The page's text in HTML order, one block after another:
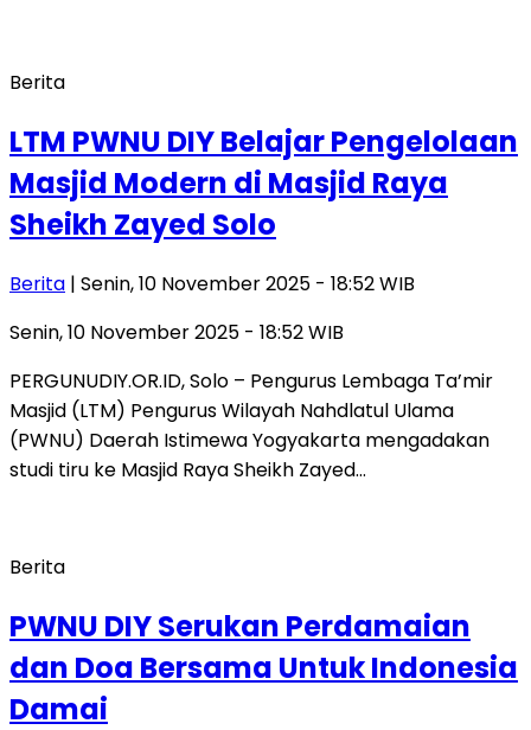
Berita
LTM PWNU DIY Belajar Pengelolaan
Masjid Modern di Masjid Raya
Sheikh Zayed Solo
Berita | Senin, 10 November 2025 - 18:52 WIB
Senin, 10 November 2025 - 18:52 WIB
PERGUNUDIY.OR.ID, Solo – Pengurus Lembaga Ta’mir
Masjid (LTM) Pengurus Wilayah Nahdlatul Ulama
(PWNU) Daerah Istimewa Yogyakarta mengadakan
studi tiru ke Masjid Raya Sheikh Zayed…
Berita
PWNU DIY Serukan Perdamaian
dan Doa Bersama Untuk Indonesia
Damai